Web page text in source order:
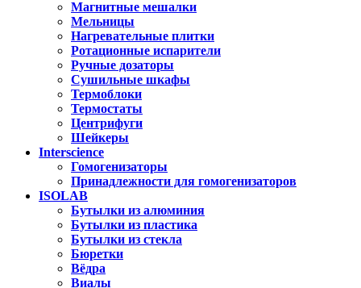
Магнитные мешалки
Мельницы
Нагревательные плитки
Ротационные испарители
Ручные дозаторы
Сушильные шкафы
Термоблоки
Термостаты
Центрифуги
Шейкеры
Interscience
Гомогенизаторы
Принадлежности для гомогенизаторов
ISOLAB
Бутылки из алюминия
Бутылки из пластика
Бутылки из стекла
Бюретки
Вёдра
Виалы